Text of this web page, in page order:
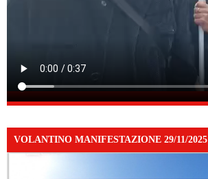
VOLANTINO MANIFESTAZIONE 29/11/2025